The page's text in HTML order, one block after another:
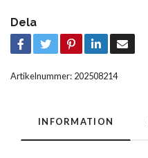
Dela
Artikelnummer: 202508214
INFORMATION